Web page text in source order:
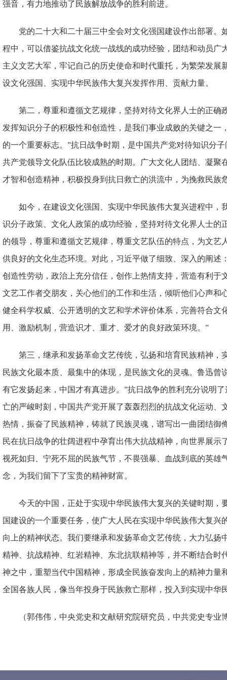
强音，有力地推动了民族解放战争的胜利前进。
党的二十大和二十届三中全会对文化强国建设作出部署。
程中，可以借鉴抗战文化统一战线的成功经验，团结和动员广
主义文艺大军，牢记自己的历史使命和时代重托，为繁荣发展
设文化强国、实现中华民族伟大复兴发挥作用、贡献力量。
第二，尊重和遵循文艺规律，坚持对待文化界人士的正确
发挥知识分子的积极性和创造性，是我们事业成败的关键之一
的一个重要标志。”抗日战争时期，是中国共产党对待知识分
共产党领导文化队伍比较成熟的时期。广大文化人团结、凝聚
才智和创造精神，积极投身到抗日救亡的洪流中，为挽救民族
如今，在建设文化强国、实现中华民族伟大复兴进程中，
识分子政策、文化人政策的成功经验，坚持对待文化界人士的
的领导，尊重和遵循文艺规律，尊重文艺队伍的特点，为文艺
供良好的文化生态环境。对此，习近平做了细致、深入的阐述
创造性劳动，政治上充分信任，创作上热情支持，营造有利于
文艺工作者交朋友，关心他们的工作和生活，倾听他们心声和
健全科学权威、公开透明的文艺和学术评价体系，完善符合文
用、激励机制，营造识才、重才、爱才的良好政策环境。”
第三，继承和发扬革命文艺传统，弘扬和培育民族精神，
民族文化最本质、最集中的体现，是民族文化的灵魂。鲁迅曾
有它发扬起来，中国才有真进步。”抗日战争的胜利充分说明
亡的严峻时刻，中国共产党开展了轰轰烈烈的抗战文化运动、
热情，振奋了民族精神，铸就了民族灵魂，谱写出一曲团结御
民在抗日战争的壮阔进程中孕育出伟大抗战精神，向世界展示
视死如归、宁死不屈的民族气节，不畏强暴、血战到底的英雄
念，为我们留下了宝贵的精神财富。
今天的中国，正处于实现中华民族伟大复兴的关键时期，
国建设的一个重要任务，使广大人民在实现中华民族伟大复兴
向上的精神状态。我们要继承和发扬革命文艺传统，大力弘扬
精神、抗战精神、红岩精神、东北抗联精神等，并不断结合时
神之中，重塑当代中国精神，形成全民族奋发向上的精神力量
全国各族人民，像当年投身于民族救亡那样，投入到实现中华
（郭伟伟，中央党史和文献研究院研究员，中共党史专业